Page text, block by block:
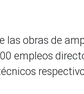
las obras de
empleos